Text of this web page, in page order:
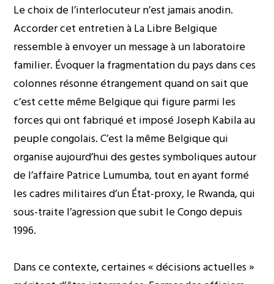
Le choix de l’interlocuteur n’est jamais anodin.
Accorder cet entretien à La Libre Belgique
ressemble à envoyer un message à un laboratoire
familier. Évoquer la fragmentation du pays dans ces
colonnes résonne étrangement quand on sait que
c’est cette même Belgique qui figure parmi les
forces qui ont fabriqué et imposé Joseph Kabila au
peuple congolais. C’est la même Belgique qui
organise aujourd’hui des gestes symboliques autour
de l’affaire Patrice Lumumba, tout en ayant formé
les cadres militaires d’un État-proxy, le Rwanda, qui
sous-traite l’agression que subit le Congo depuis
1996.
Dans ce contexte, certaines « décisions actuelles »